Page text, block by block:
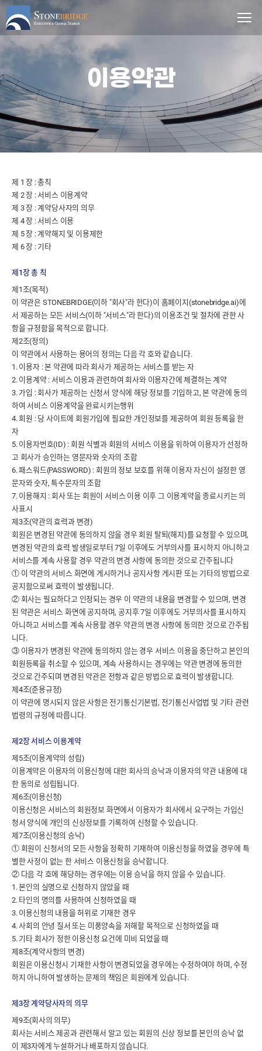
이용약관
제 1 장 : 총칙
제 2 장 : 서비스 이용계약
제 3 장 : 계약당사자의 의무
제 4 장 : 서비스 이용
제 5 장 : 계약해지 및 이용제한
제 6 장 : 기타
제1장 총 칙
제1조(목적)
이 약관은 STONEBRIDGE(이하 "회사"라 한다)이 홈페이지(stonebridge.ai)에
서 제공하는 모든 서비스(이하 "서비스"라 한다)의 이용조건 및 절차에 관한 사
항을 규정함을 목적으로 합니다.
제2조(정의)
이 약관에서 사용하는 용어의 정의는 다음 각 호와 같습니다.
1. 이용자 : 본 약관에 따라 회사가 제공하는 서비스를 받는 자
2. 이용계약 : 서비스 이용과 관련하여 회사와 이용자간에 체결하는 계약
3. 가입 : 회사가 제공하는 신청서 양식에 해당 정보를 기입하고, 본 약관에 동의
하여 서비스 이용계약을 완료시키는행위
4. 회원 : 당 사이트에 회원가입에 필요한 개인정보를 제공하여 회원 등록을 한
자
5. 이용자번호(ID) : 회원 식별과 회원의 서비스 이용을 위하여 이용자가 선정하
고 회사가 승인하는 영문자와 숫자의 조합
6. 패스워드(PASSWORD) : 회원의 정보 보호를 위해 이용자 자신이 설정한 영
문자와 숫자, 특수문자의 조합
7. 이용해지 : 회사 또는 회원이 서비스 이용 이후 그 이용계약을 종료시키는 의
사표시
제3조(약관의 효력과 변경)
회원은 변경된 약관에 동의하지 않을 경우 회원 탈퇴(해지)를 요청할 수 있으며,
변경된 약관의 효력 발생일로부터 7일 이후에도 거부의사를 표시하지 아니하고
서비스를 계속 사용할 경우 약관의 변경 사항에 동의한 것으로 간주됩니다
① 이 약관의 서비스 화면에 게시하거나 공지사항 게시판 또는 기타의 방법으로
공지함으로써 효력이 발생됩니다.
② 회사는 필요하다고 인정되는 경우 이 약관의 내용을 변경할 수 있으며, 변경
된 약관은 서비스 화면에 공지하며, 공지후 7일 이후에도 거부의사를 표시하지
아니하고 서비스를 계속 사용할 경우 약관의 변경 사항에 동의한 것으로 간주됩
니다.
③ 이용자가 변경된 약관에 동의하지 않는 경우 서비스 이용을 중단하고 본인의
회원등록을 취소할 수 있으며, 계속 사용하시는 경우에는 약관 변경에 동의한
것으로 간주되며 변경된 약관은 전항과 같은 방법으로 효력이 발생합니다.
제4조(준용규정)
이 약관에 명시되지 않은 사항은 전기통신기본법, 전기통신사업법 및 기타 관련
법령의 규정에 따릅니다.
제2장 서비스 이용계약
제5조(이용계약의 성립)
이용계약은 이용자의 이용신청에 대한 회사의 승낙과 이용자의 약관 내용에 대
한 동의로 성립됩니다.
제6조(이용신청)
이용신청은 서비스의 회원정보 화면에서 이용자가 회사에서 요구하는 가입신
청서 양식에 개인의 신상정보를 기록하여 신청할 수 있습니다.
제7조(이용신청의 승낙)
① 회원이 신청서의 모든 사항을 정확히 기재하여 이용신청을 하였을 경우에 특
별한 사정이 없는 한 서비스 이용신청을 승낙합니다.
② 다음 각 호에 해당하는 경우에는 이용 승낙을 하지 않을 수 있습니다.
1. 본인의 실명으로 신청하지 않았을 때
2. 타인의 명의를 사용하여 신청하였을 때
3. 이용신청의 내용을 허위로 기재한 경우
4. 사회의 안녕 질서 또는 미풍양속을 저해할 목적으로 신청하였을 때
5. 기타 회사가 정한 이용신청 요건에 미비 되었을 때
제8조(계약사항의 변경)
회원은 이용신청시 기재한 사항이 변경되었을 경우에는 수정하여야 하며, 수정
하지 아니하여 발생하는 문제의 책임은 회원에게 있습니다.
제3장 계약당사자의 의무
제9조(회사의 의무)
회사는 서비스 제공과 관련해서 알고 있는 회원의 신상 정보를 본인의 승낙 없
이 제3자에게 누설하거나 배포하지 않습니다.